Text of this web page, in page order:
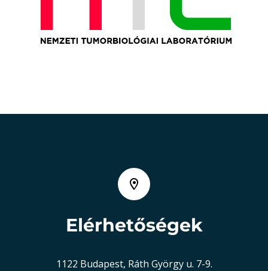
Elérhetőségek
1122 Budapest, Ráth György u. 7-9.